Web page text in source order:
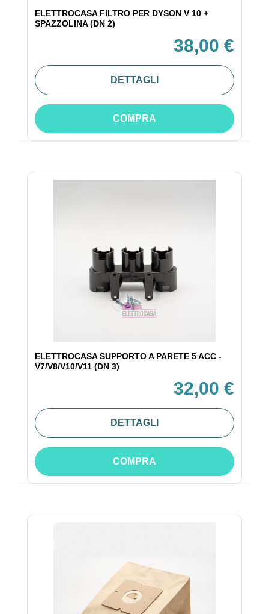
ELETTROCASA FILTRO PER DYSON V 10 +
SPAZZOLINA (DN 2)
38,00 €
DETTAGLI
COMPRA
ELETTROCASA SUPPORTO A PARETE 5 ACC -
V7/V8/V10/V11 (DN 3)
32,00 €
DETTAGLI
COMPRA